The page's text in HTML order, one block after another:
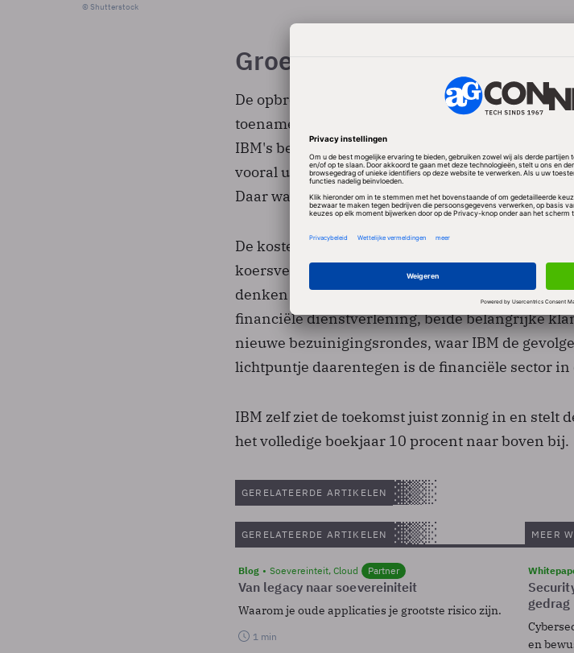
© Shutterstock
Groei in opkomende markten
De opbrengsten kwamen in de verslagperiode uit
toename van 8 procent ten opzichte van dezelfde
IBM's belangrijkste markten was er geen sprake
vooral uit de opkomende markten, zoals
Daar was de toename 13 procent.
De kosten stegen ook voor IBM, maar liefst 12
koersverschillen. Het komend jaar ziet er voor
denken analisten. Zo krijgen organisaties in de
financiële dienstverlening, beide belangrijke
nieuwe bezuinigingsrondes, waar IBM de
lichtpuntje daarentegen is de financiële sector
IBM zelf ziet de toekomst juist zonnig in en stelt
het volledige boekjaar 10 procent naar boven bij.
GERELATEERDE ARTIKELEN
GERELATEERDE ARTIKELEN
Blog Soevereinteit, Cloud Partner
Van legacy naar soevereiniteit
Waarom je oude applicaties je grootste risico zijn.
1 min
MEER
gedrag
en